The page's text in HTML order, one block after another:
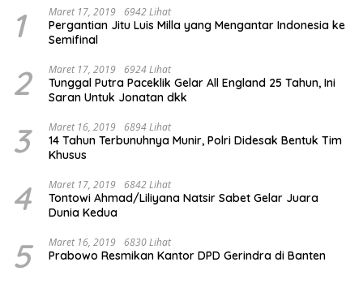
1 Maret 17, 2019 6942 Lihat
Pergantian Jitu Luis Milla yang Mengantar Indonesia ke
Semifinal
2 Maret 17, 2019 6924 Lihat
Tunggal Putra Paceklik Gelar All England 25 Tahun, Ini
Saran Untuk Jonatan dkk
3 Maret 16, 2019 6894 Lihat
14 Tahun Terbunuhnya Munir, Polri Didesak Bentuk Tim
Khusus
4 Maret 17, 2019 6842 Lihat
Tontowi Ahmad/Liliyana Natsir Sabet Gelar Juara
Dunia Kedua
5 Maret 16, 2019 6830 Lihat
Prabowo Resmikan Kantor DPD Gerindra di Banten